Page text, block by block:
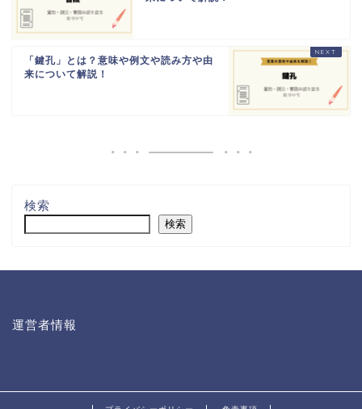
「鍵孔」とは？意味や例文や読み方や由
来について解説！
検索
検索
運営者情報